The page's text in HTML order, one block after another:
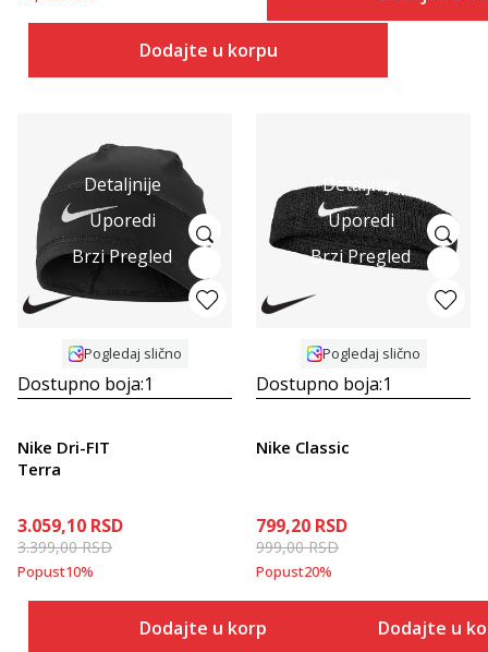
Dodajte u korpu
Detaljnije
Uporedi
Brzi Pregled
Pogledaj slično
Dostupno boja:1
Nike Dri-FIT
Terra
3.059,10 RSD
3.399,00RSD
Popust10%
Dodajte u korpu
Detaljnije
Uporedi
Brzi Pregled
Pogledaj slično
Dostupno boja:1
Nike Classic
799,20 RSD
999,00RSD
Popust20%
Dodajte u